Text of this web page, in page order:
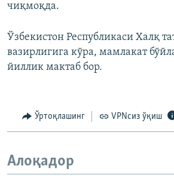
чиқмоқда.
Ўзбекистон Республикаси Халқ
вазирлигига кўра, мамлакат
йиллик мактаб бор.
Ўртоқлашинг VPNсиз ўқиш
Алоқадор